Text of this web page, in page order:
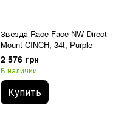
Звезда Race Face NW Direct
Mount CINCH, 34t, Purple
2 576 грн
В наличии
Купить